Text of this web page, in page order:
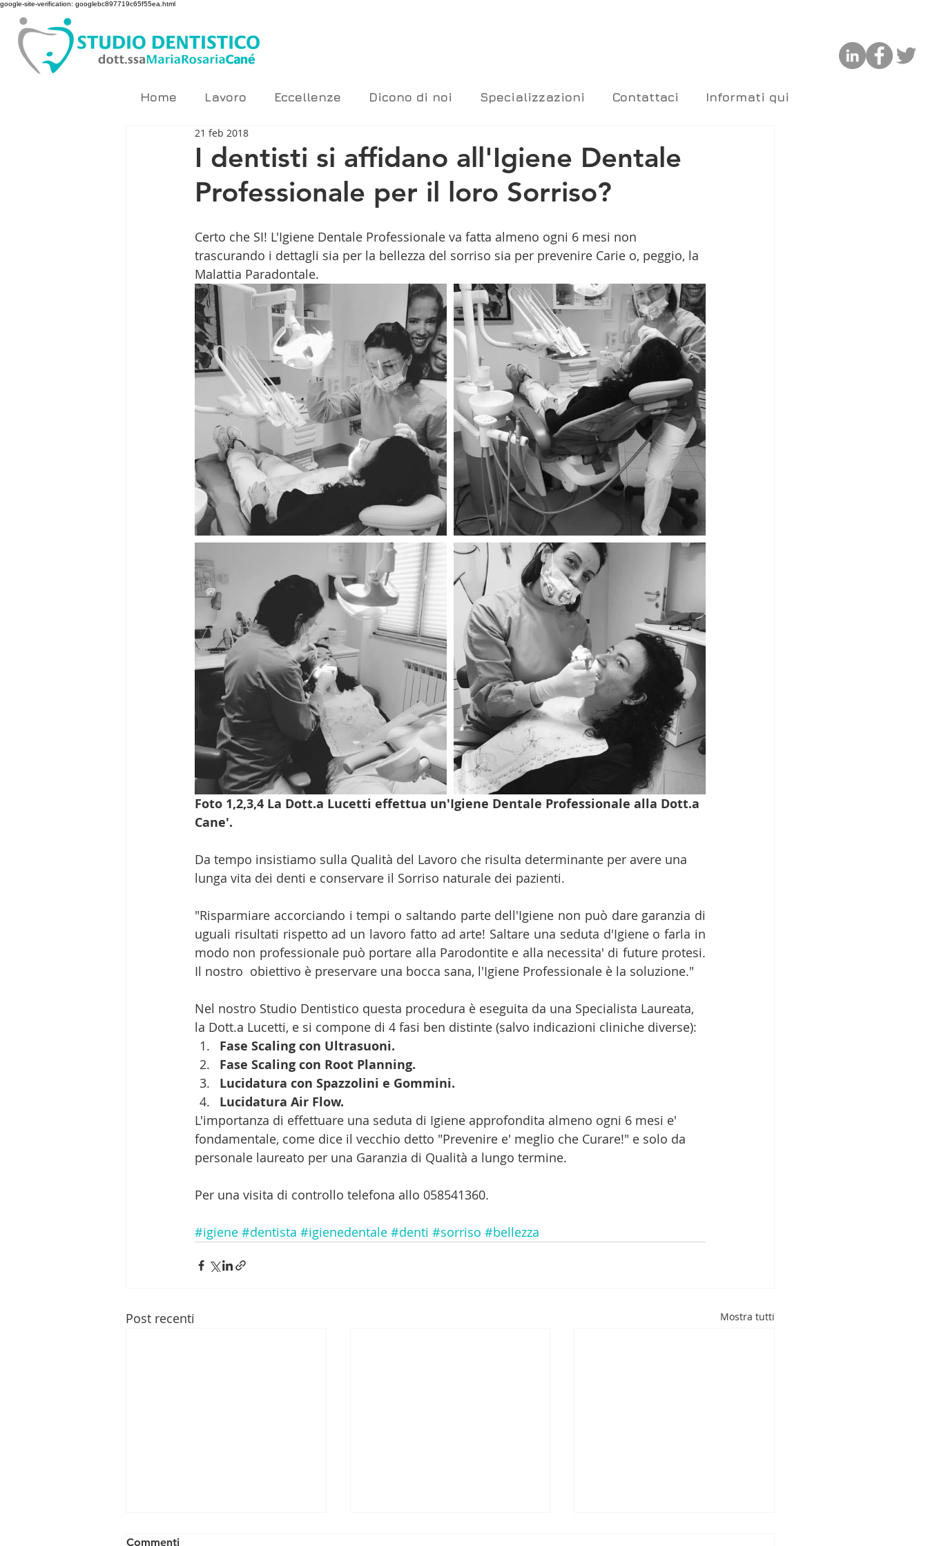
google-site-verification: googlebc897719c65f55ea.html
Home Lavoro Eccellenze Dicono di noi Specializzazioni Contattaci Informati qui
I dentisti si affidano all'Igiene Dentale
Professionale per il loro Sorriso?
21 feb 2018
Certo che SI! L'Igiene Dentale Professionale va fatta almeno ogni 6 mesi non
trascurando i dettagli sia per la bellezza del sorriso sia per prevenire Carie o, peggio, la
Malattia Paradontale.
Foto 1,2,3,4 La Dott.a Lucetti effettua un'Igiene Dentale Professionale alla Dott.a
Cane'.
Da tempo insistiamo sulla Qualità del Lavoro che risulta determinante per avere una
lunga vita dei denti e conservare il Sorriso naturale dei pazienti.
"Risparmiare accorciando i tempi o saltando parte dell'Igiene non può dare garanzia di
uguali risultati rispetto ad un lavoro fatto ad arte! Saltare una seduta d'Igiene o farla in
modo non professionale può portare alla Parodontite e alla necessita' di future protesi.
Il nostro  obiettivo è preservare una bocca sana, l'Igiene Professionale è la soluzione."
Nel nostro Studio Dentistico questa procedura è eseguita da una Specialista Laureata,
la Dott.a Lucetti, e si compone di 4 fasi ben distinte (salvo indicazioni cliniche diverse):
Fase Scaling con Ultrasuoni.
Fase Scaling con Root Planning.
Lucidatura con Spazzolini e Gommini.
Lucidatura Air Flow.
L'importanza di effettuare una seduta di Igiene approfondita almeno ogni 6 mesi e'
fondamentale, come dice il vecchio detto "Prevenire e' meglio che Curare!" e solo da
personale laureato per una Garanzia di Qualità a lungo termine.
Per una visita di controllo telefona allo 058541360.
#igiene #dentista #igienedentale #denti #sorriso #bellezza
Post recenti Mostra tutti
Commenti